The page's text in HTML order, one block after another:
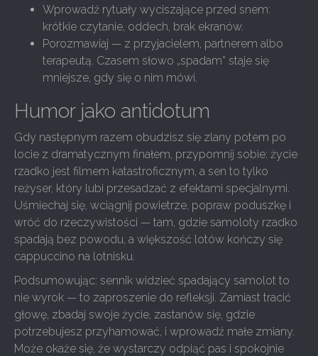
Wprowadź rytuały wyciszające przed snem:
krótkie czytanie, oddech, brak ekranów.
Porozmawiaj — z przyjacielem, partnerem albo
terapeutą. Czasem słowo „spadam” staje się
mniejsze, gdy się o nim mówi.
Humor jako antidotum
Gdy następnym razem obudzisz się zlany potem po
locie z dramatycznym finałem, przypomnij sobie: życie
rzadko jest filmem katastroficznym, a sen to tylko
reżyser, który lubi przesadzać z efektami specjalnymi.
Uśmiechaj się, wciągnij powietrze, popraw poduszkę i
wróć do rzeczywistości — tam, gdzie samoloty rzadko
spadają bez powodu, a większość lotów kończy się
cappuccino na lotnisku.
Podsumowując: sennik widzieć spadający samolot to
nie wyrok — to zaproszenie do refleksji. Zamiast tracić
głowę, zbadaj swoje życie, zastanów się, gdzie
potrzebujesz przyhamować, i wprowadź małe zmiany.
Może okaże się, że wystarczy odpiąć pas i spokojnie